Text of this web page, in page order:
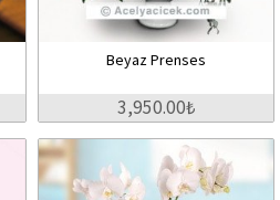
Beyaz Prenses
3,950.00₺